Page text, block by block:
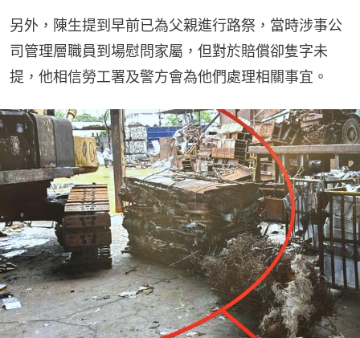
另外，陳生提到早前已為父親進行路祭，當時涉事公
司管理層職員到場慰問家屬，但對於賠償卻隻字未
提，他相信勞工署及警方會為他們處理相關事宜。